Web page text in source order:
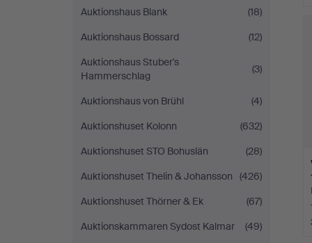
Auktionshaus Blank
(18)
Auktionshaus Bossard
(12)
Auktionshaus Stuber's
Hammerschlag
(3)
Auktionshaus von Brühl
(4)
Auktionshuset Kolonn
(632)
Auktionshuset STO Bohuslän
(28)
Auktionshuset Thelin & Johansson
(426)
Auktionshuset Thörner & Ek
(67)
Auktionskammaren Sydost Kalmar
(49)